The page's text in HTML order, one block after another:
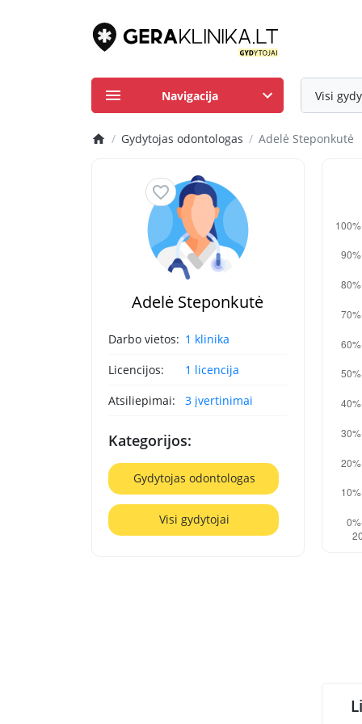
Visi
Navigacija
Gydytojas odontologas Adelė Steponkutė
Adelė Steponkutė
Darbo vietos: 1 klinika
Licencijos:
1 licencija
Atsiliepimai:
3 įvertinimai
Kategorijos:
Gydytojas odontologas
Visi gydytojai